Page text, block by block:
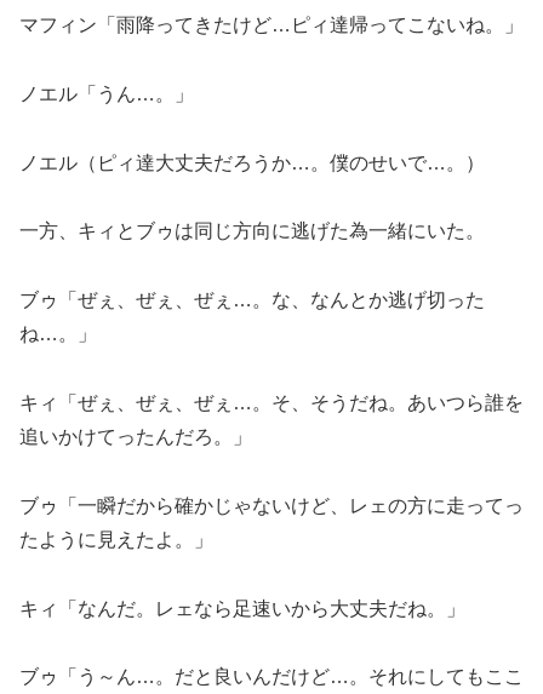
マフィン「雨降ってきたけど…ピィ達帰ってこないね。」
ノエル「うん…。」
ノエル（ピィ達大丈夫だろうか…。僕のせいで…。）
一方、キィとブゥは同じ方向に逃げた為一緒にいた。
ブゥ「ぜぇ、ぜぇ、ぜぇ…。な、なんとか逃げ切った
ね…。」
キィ「ぜぇ、ぜぇ、ぜぇ…。そ、そうだね。あいつら誰を
追いかけてったんだろ。」
ブゥ「一瞬だから確かじゃないけど、レェの方に走ってっ
たように見えたよ。」
キィ「なんだ。レェなら足速いから大丈夫だね。」
ブゥ「う～ん…。だと良いんだけど…。それにしてもここ